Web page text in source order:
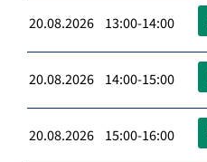
20.08.2026 13:00-14:00
20.08.2026 14:00-15:00
20.08.2026 15:00-16:00